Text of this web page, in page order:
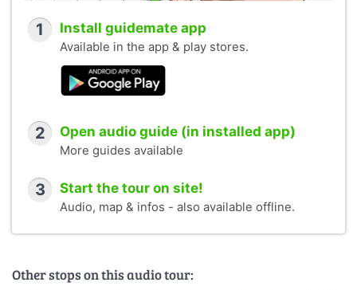
1 Install guidemate app
Available in the app & play stores.
2 Open audio guide (in installed app)
More guides available
3 Start the tour on site!
Audio, map & infos - also available offline.
Other stops on this audio tour: